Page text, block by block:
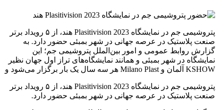
پتروشیمی جم در نمایشگاه Plasitivision 2023 هند، از ۵ رویداد برتر
صنعت پلاستیک در عرصه جهانی در شهر بمبئی حضور دارد. به
گزارش روابط عمومی و امور بین‌الملل پتروشیمی جم؛ این
نمایشگاه در شهر بمبئی و همانند نمایشگاه‌های تراز اول جهان نظیر
KSHOW آلمان و Milano Plast هر سه سال یک بار برگزار می‌شود و
پتروشیمی جم در نمایشگاه Plasitivision 2023 هند، از ۵ رویداد برتر
صنعت پلاستیک در عرصه جهانی در شهر بمبئی حضور دارد.